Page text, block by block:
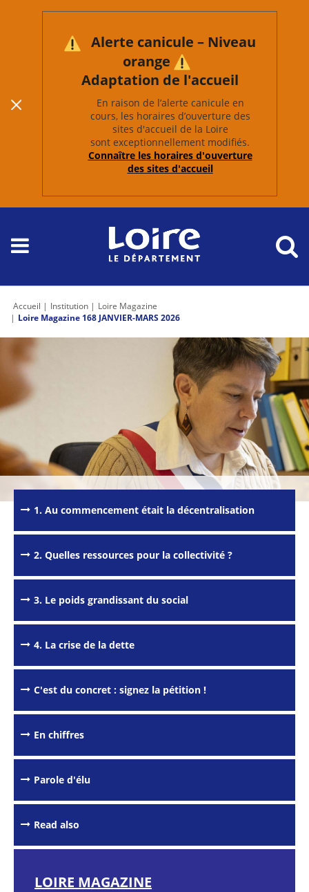
Alerte canicule – Niveau
orange
Adaptation de l'accueil
En raison de l’alerte canicule en
cours, les horaires d’ouverture des
sites d'accueil de la Loire
sont exceptionnellement modifiés.
Connaître les horaires d'ouverture
des sites d'accueil
Accueil Institution
Loire Magazine
Loire Magazine 168 JANVIER-MARS 2026
1. Au commencement était la décentralisation
2. Quelles ressources pour la collectivité ?
3. Le poids grandissant du social
4. La crise de la dette
C'est du concret : signez la pétition !
En chiffres
Parole d'élu
Read also
LOIRE MAGAZINE
outils de
d'impression